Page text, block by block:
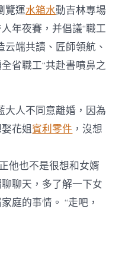
覽運水箱水動吉林專場
年夜賽，并倡議“職工
端共讀、匠師領航、
省職工“共赴書噴鼻之
大人不同意離婚，因為
花姐賓利零件 ，沒想
他也不是很想和女婿
聊天，多了解一下女
庭的事情。 “走吧，